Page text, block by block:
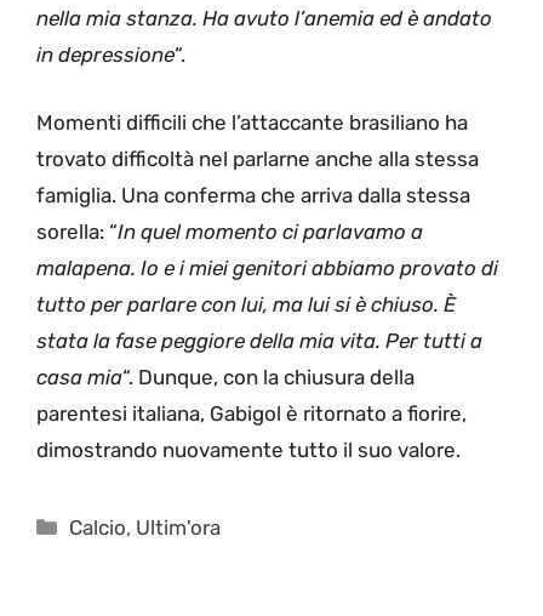
nella mia stanza. Ha avuto l’anemia ed è andato
in depressione“.
Momenti difficili che l’attaccante brasiliano ha
trovato difficoltà nel parlarne anche alla stessa
famiglia. Una conferma che arriva dalla stessa
sorella: “In quel momento ci parlavamo a
malapena. Io e i miei genitori abbiamo provato di
tutto per parlare con lui, ma lui si è chiuso. È
stata la fase peggiore della mia vita. Per tutti a
casa mia“. Dunque, con la chiusura della
parentesi italiana, Gabigol è ritornato a fiorire,
dimostrando nuovamente tutto il suo valore.
Categorie
Calcio, Ultim'ora